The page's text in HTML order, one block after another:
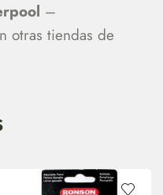
–
otras tiendas de